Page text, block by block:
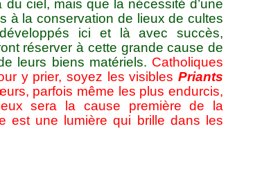
ciel, mais que la nécessité d’une
à la conservation de lieux de cultes
ici et là avec succès,
réserver à cette grande cause de
leurs biens matériels. Catholiques
y prier, soyez les visibles Priants
parfois même les plus endurcis,
sera la cause première de la
est une lumière qui brille dans les